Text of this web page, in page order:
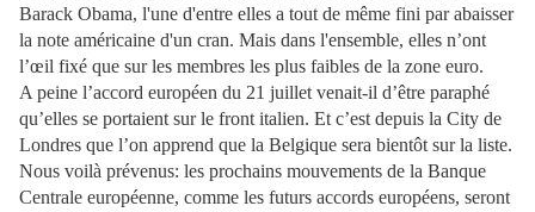
Barack Obama, l'une d'entre elles a tout de même fini par abaisser
la note américaine d'un cran. Mais dans l'ensemble, elles n’ont
l’œil fixé que sur les membres les plus faibles de la zone euro.
A peine l’accord européen du 21 juillet venait-il d’être paraphé
qu’elles se portaient sur le front italien. Et c’est depuis la City de
Londres que l’on apprend que la Belgique sera bientôt sur la liste.
Nous voilà prévenus: les prochains mouvements de la Banque
Centrale européenne, comme les futurs accords européens, seront